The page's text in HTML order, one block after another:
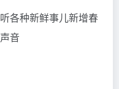
各种新鲜事儿新增春
音